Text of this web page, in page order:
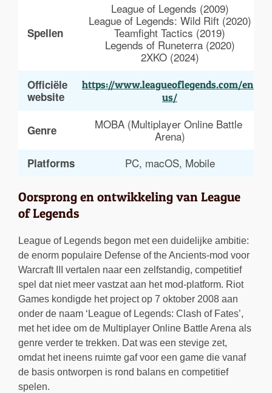
Spellen
League of Legends (2009)
League of Legends: Wild Rift (2020)
Teamfight Tactics (2019)
Legends of Runeterra (2020)
2XKO (2024)
Officiële
website
https://www.leagueoflegends.com/en-
us/
Genre
MOBA (Multiplayer Online Battle
Arena)
Platforms PC, macOS, Mobile
Oorsprong en ontwikkeling van League
of Legends
League of Legends begon met een duidelijke ambitie:
de enorm populaire Defense of the Ancients-mod voor
Warcraft III vertalen naar een zelfstandig, competitief
spel dat niet meer vastzat aan het mod-platform. Riot
Games kondigde het project op 7 oktober 2008 aan
onder de naam ‘League of Legends: Clash of Fates’,
met het idee om de Multiplayer Online Battle Arena als
genre verder te trekken. Dat was een stevige zet,
omdat het ineens ruimte gaf voor een game die vanaf
de basis ontworpen is rond balans en competitief
spelen.